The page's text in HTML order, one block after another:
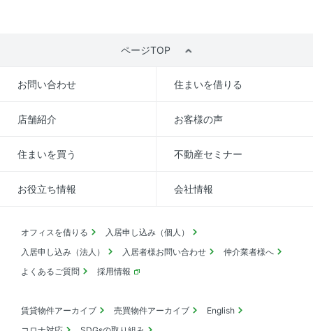
ページTOP
お問い合わせ 住まいを借りる
店舗紹介 お客様の声
住まいを買う 不動産セミナー
お役立ち情報 会社情報
オフィスを借りる
入居申し込み（個人）
入居申し込み（法人）
入居者様お問い合わせ
仲介業者様へ
よくあるご質問
採用情報
賃貸物件アーカイブ 売買物件アーカイブ
English